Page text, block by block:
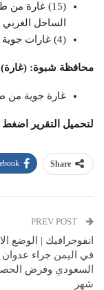
(15) غارة
الساحل الغربي
(4) غارات جوية استهدفت مناطق متفرقة بمديرية الخوخة.
محافظة شبوة: (غارة)
غارة جوية من
لتحميل التقرير اضغط
Share
انفوجرافيك | الوضع
في اليمن جراء عدوان
شهر